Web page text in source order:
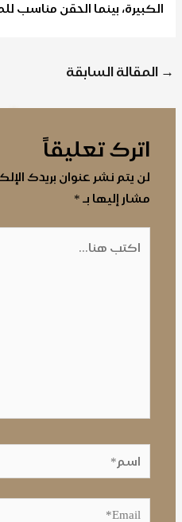
الكبيرة، بينما الحقن مناسب
→ المقالة السابقة
اترك تعليقاً
لن يتم نشر عنوان بريدك
مشار إليها بـ *
اسم*
Email*